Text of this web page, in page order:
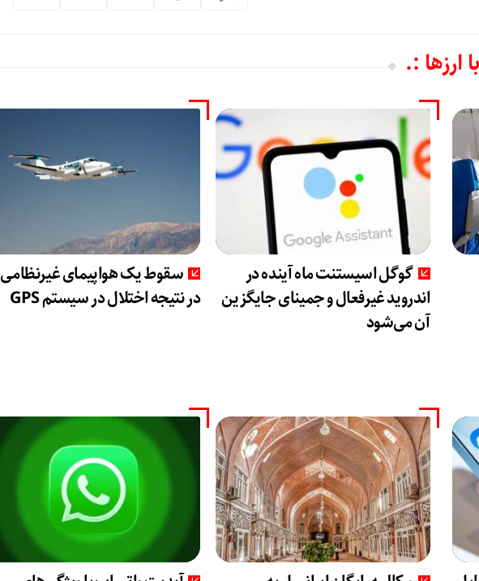
ارزها :.
گوگل اسیستنت ماه آینده در
اندروید غیرفعال و جمینای جایگزین
آن می‌شود
سقوط یک هواپیمای غیرنظامی
در نتیجه اختلال در سیستم‌ GPS